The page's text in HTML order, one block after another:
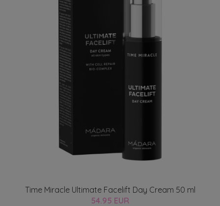
Time Miracle Ultimate Facelift Day Cream 50 ml
54.95 EUR